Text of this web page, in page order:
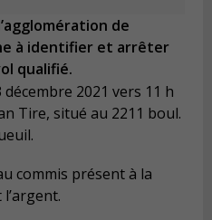
de
à identifier et arrêter
qualifié.
2021 vers 11 h
Tire, situé au 2211 boul.
commis présent à la